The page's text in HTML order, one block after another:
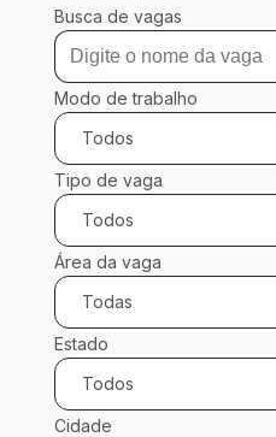
Busca de vagas
Modo de trabalho
Todos
Tipo de vaga
Todos
Área da vaga
Todas
Estado
Todos
Cidade